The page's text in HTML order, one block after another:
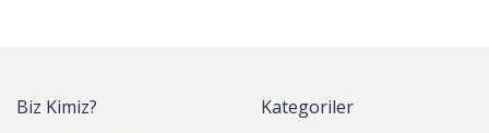
Biz Kimiz? Kategoriler